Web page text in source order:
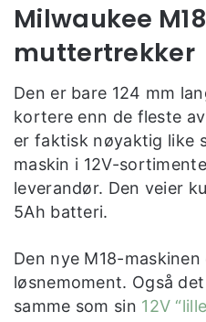
Milwaukee M18
muttertrekker
Den er bare 124 mm
kortere enn de fleste
er faktisk nøyaktig like
maskin i 12V-
leverandør. Den veier
5Ah batteri.
Den nye M18-
løsnemoment. Også
samme som sin 12V